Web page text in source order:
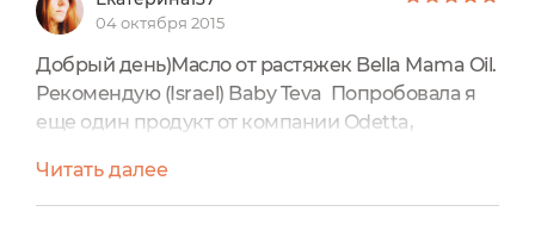
04 октября 2015
Добрый день)Масло от растяжек Bella Mama Oil.
Рекомендую (Israel) Baby Teva Попробовала я
еще один продукт от компании Odetta,
масло от растяжек Bella Mama Oil. Масло
предназначено для кожи на которой уже
Читать далее